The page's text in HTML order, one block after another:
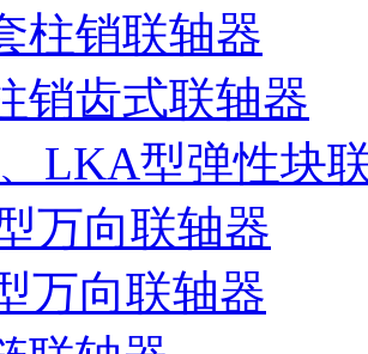
柱销联轴器
销齿式联轴器
LKA型弹性块
万向联轴器
万向联轴器